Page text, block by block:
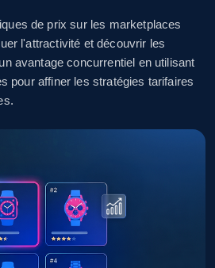
Seller name, Seller rating,
Root category, and
on products using
Seller name, Seller rating,
Root category, and
de prix sur les marketplaces
l'attractivité et découvrir les
avantage concurrentiel en utilisant
pour affiner les stratégies tarifaires